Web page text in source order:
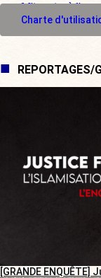
M'inscrire à
Charte
REPORTAGES/
[GRANDE